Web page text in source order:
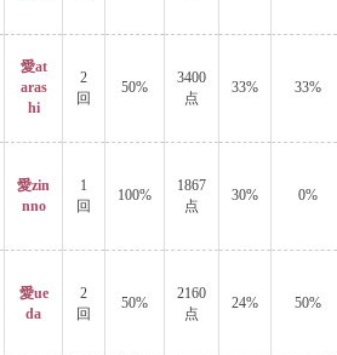
愛at
aras
hi
2
回
50%
3400
点
33% 33%
愛zin
nno
1
回
100%
1867
点
30% 0%
愛ue
da
2
回
50%
2160
点
24% 50%